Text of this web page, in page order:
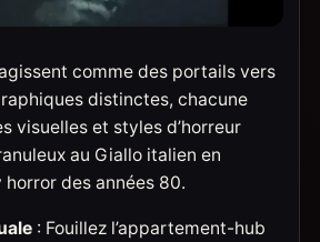
comme des portails vers
distinctes, chacune
visuelles et styles d’horreur
au Giallo italien en
des années 80.
: Fouillez l’appartement-hub